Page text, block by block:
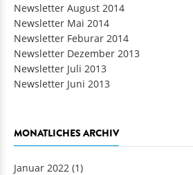
Newsletter August 2014
Newsletter Mai 2014
Newsletter Feburar 2014
Newsletter Dezember 2013
Newsletter Juli 2013
Newsletter Juni 2013
MONATLICHES ARCHIV
Januar 2022 (1)